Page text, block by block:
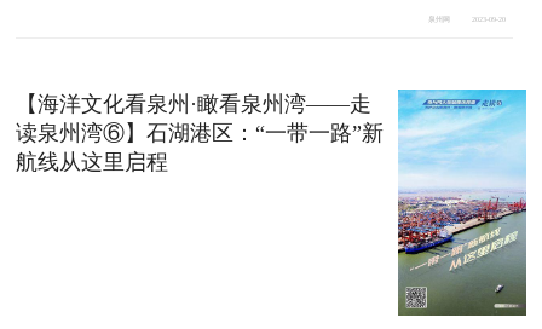
泉州网 2023-09-20
【海洋文化看泉州·瞰看泉州湾——走
读泉州湾⑥】石湖港区：“一带一路”新
航线从这里启程